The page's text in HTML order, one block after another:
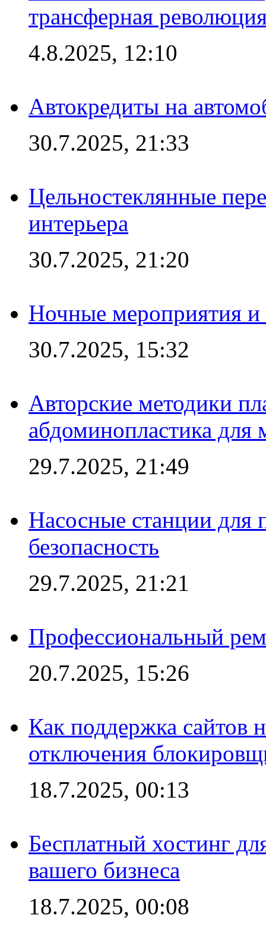
трансферная
4.8.2025, 12:10
Автокредиты на
30.7.2025, 21:33
Цельностеклянные
интерьера
30.7.2025, 21:20
Ночные мероприятия и
30.7.2025, 15:32
Авторские методики
абдоминопластика для
29.7.2025, 21:49
Насосные станции для
безопасность
29.7.2025, 21:21
Профессиональный
20.7.2025, 15:26
Как поддержка сайтов
отключения
18.7.2025, 00:13
Бесплатный хостинг
вашего бизнеса
18.7.2025, 00:08